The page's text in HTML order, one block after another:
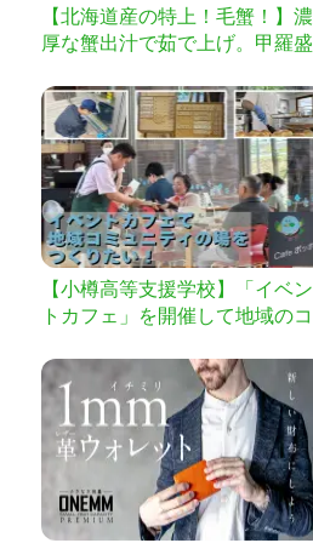
【北海道産の特上！毛蟹！】濃
厚な蟹出汁で茹で上げ。甲羅盛
【小樽高等支援学校】「イベン
トカフェ」を開催して地域のコ